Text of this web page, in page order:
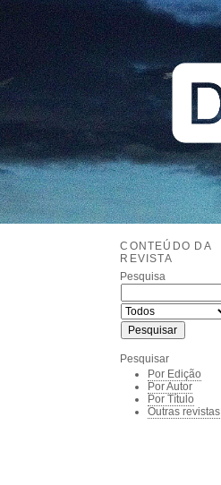
CONTEÚDO DA
REVISTA
Pesquisa
Pesquisar
Por Edição
Por Autor
Por Título
Outras revistas